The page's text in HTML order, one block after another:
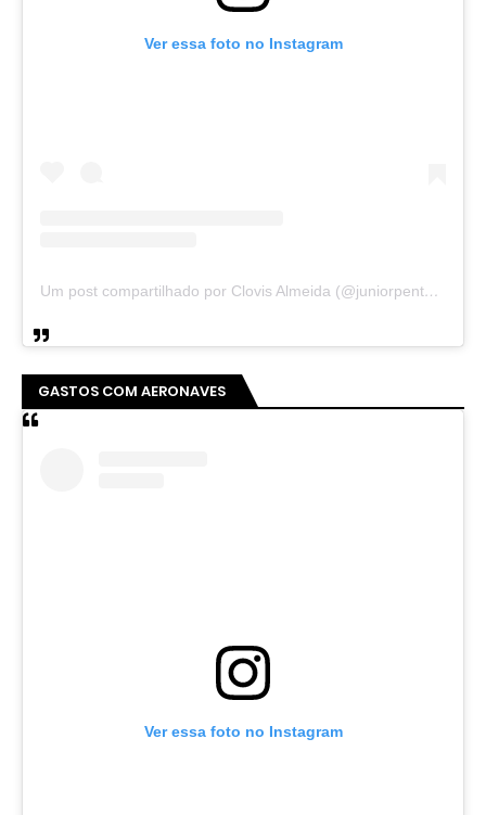
Ver essa foto no Instagram
Um post compartilhado por Clovis Almeida (@juniorpentecoste01)
GASTOS COM AERONAVES
Ver essa foto no Instagram